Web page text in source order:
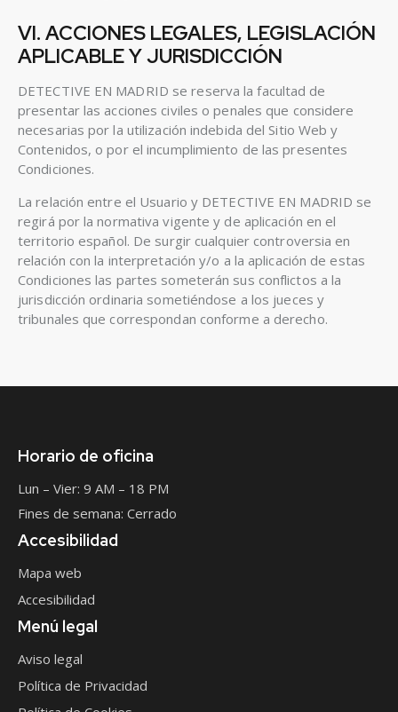
VI. ACCIONES LEGALES, LEGISLACIÓN
APLICABLE Y JURISDICCIÓN
DETECTIVE EN MADRID se reserva la facultad de
presentar las acciones civiles o penales que considere
necesarias por la utilización indebida del Sitio Web y
Contenidos, o por el incumplimiento de las presentes
Condiciones.
La relación entre el Usuario y DETECTIVE EN MADRID se
regirá por la normativa vigente y de aplicación en el
territorio español. De surgir cualquier controversia en
relación con la interpretación y/o a la aplicación de estas
Condiciones las partes someterán sus conflictos a la
jurisdicción ordinaria sometiéndose a los jueces y
tribunales que correspondan conforme a derecho.
Horario de oficina
Lun – Vier: 9 AM – 18 PM
Fines de semana: Cerrado
Accesibilidad
Mapa web
Accesibilidad
Menú legal
Aviso legal
Política de Privacidad